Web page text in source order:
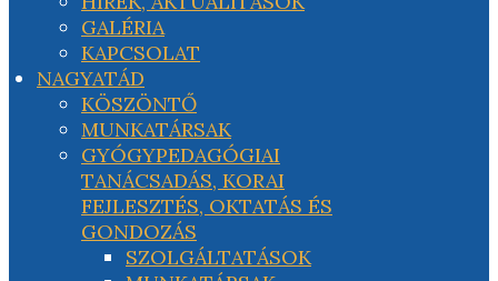
GALÉRIA
KAPCSOLAT
NAGYATÁD
KÖSZÖNTŐ
MUNKATÁRSAK
GYÓGYPEDAGÓGIAI
TANÁCSADÁS, KORAI
FEJLESZTÉS, OKTATÁS ÉS
GONDOZÁS
SZOLGÁLTATÁSOK